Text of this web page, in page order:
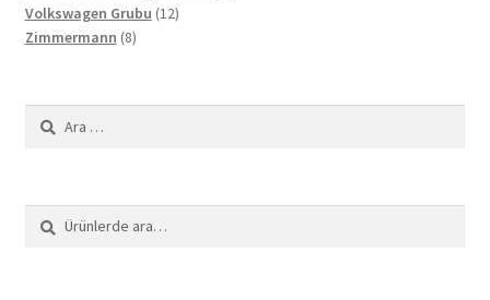
Volkswagen Grubu 1212
Zimmermann 88
Arama:
Ara:
Ara